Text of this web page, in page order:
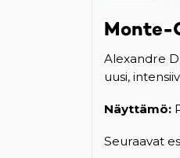
Monte-
Alexandre
uusi,
Näyttämö:
Seuraavat